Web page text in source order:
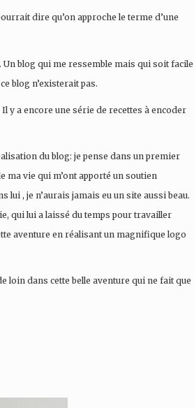
dire qu’on approche le terme d’une
blog qui me ressemble mais qui soit facile
blog n’existerait pas.
y a encore une série de recettes à encoder
du blog: je pense dans un premier
ma vie qui m’ont apporté un soutien
, je n’aurais jamais eu un site aussi beau.
qui lui a laissé du temps pour travailler
aventure en réalisant un magnifique logo
loin dans cette belle aventure qui ne fait que